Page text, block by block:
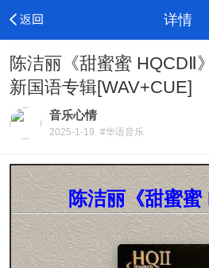
详情
陈洁丽《甜蜜蜜 HQCDⅡ
新国语专辑[WAV+CUE]
音乐心情
2025-1-19 #华语音乐
陈洁丽《甜蜜蜜